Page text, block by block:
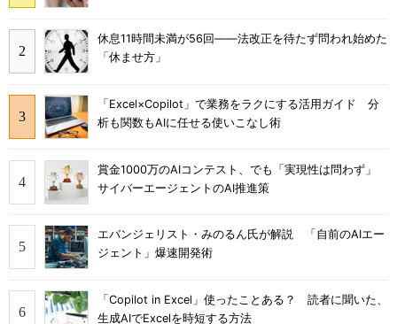
休息11時間未満が56回――法改正を待たず問われ始めた
「休ませ方」
「Excel×Copilot」で業務をラクにする活用ガイド 分
析も関数もAIに任せる使いこなし術
賞金1000万のAIコンテスト、でも「実現性は問わず」
サイバーエージェントのAI推進策
エバンジェリスト・みのるん氏が解説 「自前のAIエー
ジェント」爆速開発術
「Copilot in Excel」使ったことある？ 読者に聞いた、
生成AIでExcelを時短する方法